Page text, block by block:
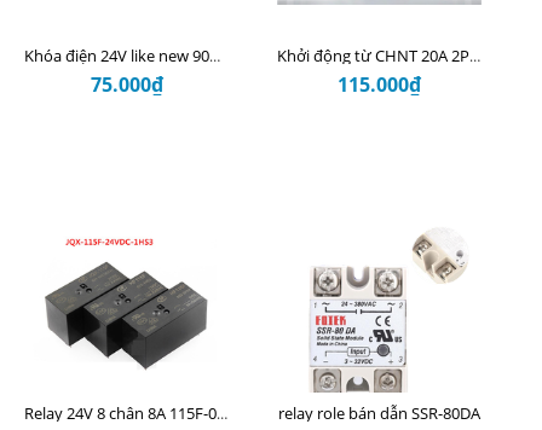
Khóa điện 24V like new 90% ( 4D11.2 )
75.000₫
Khởi động từ CHNT 20A 2P NCH8-20/20_GPCT-25 25A ( 8D5.2 )
115.000₫
Relay 24V 8 chân 8A 115F-024-2ZS4 relay role bán dẫn SSR-80DA